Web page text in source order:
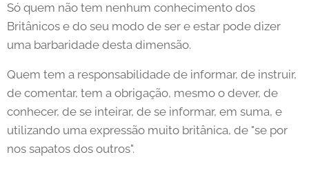
Só quem não tem nenhum conhecimento dos
Britânicos e do seu modo de ser e estar pode dizer
uma barbaridade desta dimensão.
Quem tem a responsabilidade de informar, de instruir,
de comentar, tem a obrigação, mesmo o dever, de
conhecer, de se inteirar, de se informar, em suma, e
utilizando uma expressão muito britânica, de "se por
nos sapatos dos outros".